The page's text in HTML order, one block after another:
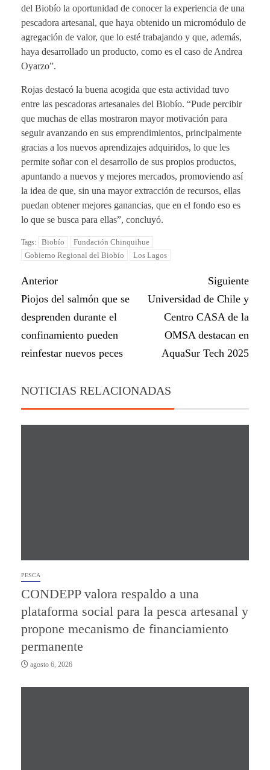
del Biobío la oportunidad de conocer la experiencia de una
pescadora artesanal, que haya obtenido un micromódulo de
agregación de valor, que lo esté trabajando y que, además,
haya desarrollado un producto, como es el caso de Andrea
Oyarzo”.
Rojas destacó la buena acogida que esta actividad tuvo
entre las pescadoras artesanales del Biobío. “Pude percibir
que muchas de ellas mostraron mayor motivación para
seguir avanzando en sus emprendimientos, principalmente
gracias a los nuevos aprendizajes adquiridos, lo que les
permite soñar con el desarrollo de sus propios productos,
apuntando a nuevos y mejores mercados, promoviendo así
la idea de que, sin una mayor extracción de recursos, ellas
puedan obtener mejores ganancias, que en el fondo eso es
lo que se busca para ellas”, concluyó.
Tags: Biobío
Fundación Chinquihue
Gobierno Regional del Biobío
Los Lagos
Anterior
Piojos del salmón que se
desprenden durante el
confinamiento pueden
reinfestar nuevos peces
Siguiente
Universidad de Chile y
Centro CASA de la
OMSA destacan en
AquaSur Tech 2025
NOTICIAS RELACIONADAS
PESCA
CONDEPP valora respaldo a una
plataforma social para la pesca artesanal y
propone mecanismo de financiamiento
permanente
agosto 6, 2026